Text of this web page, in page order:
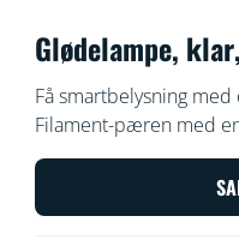
Glødelampe,
Få smartbelysning
Filament-pæren med
eller kjølig hvitt lys.
stemmen din for å
forhåndsinnstilte